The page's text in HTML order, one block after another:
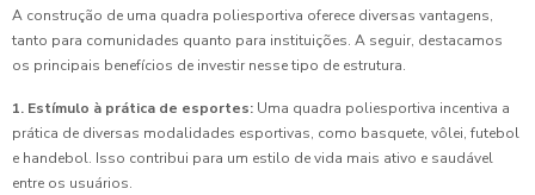
A construção de uma quadra poliesportiva oferece diversas vantagens,
tanto para comunidades quanto para instituições. A seguir, destacamos
os principais benefícios de investir nesse tipo de estrutura.
1. Estímulo à prática de esportes: Uma quadra poliesportiva incentiva a
prática de diversas modalidades esportivas, como basquete, vôlei, futebol
e handebol. Isso contribui para um estilo de vida mais ativo e saudável
entre os usuários.